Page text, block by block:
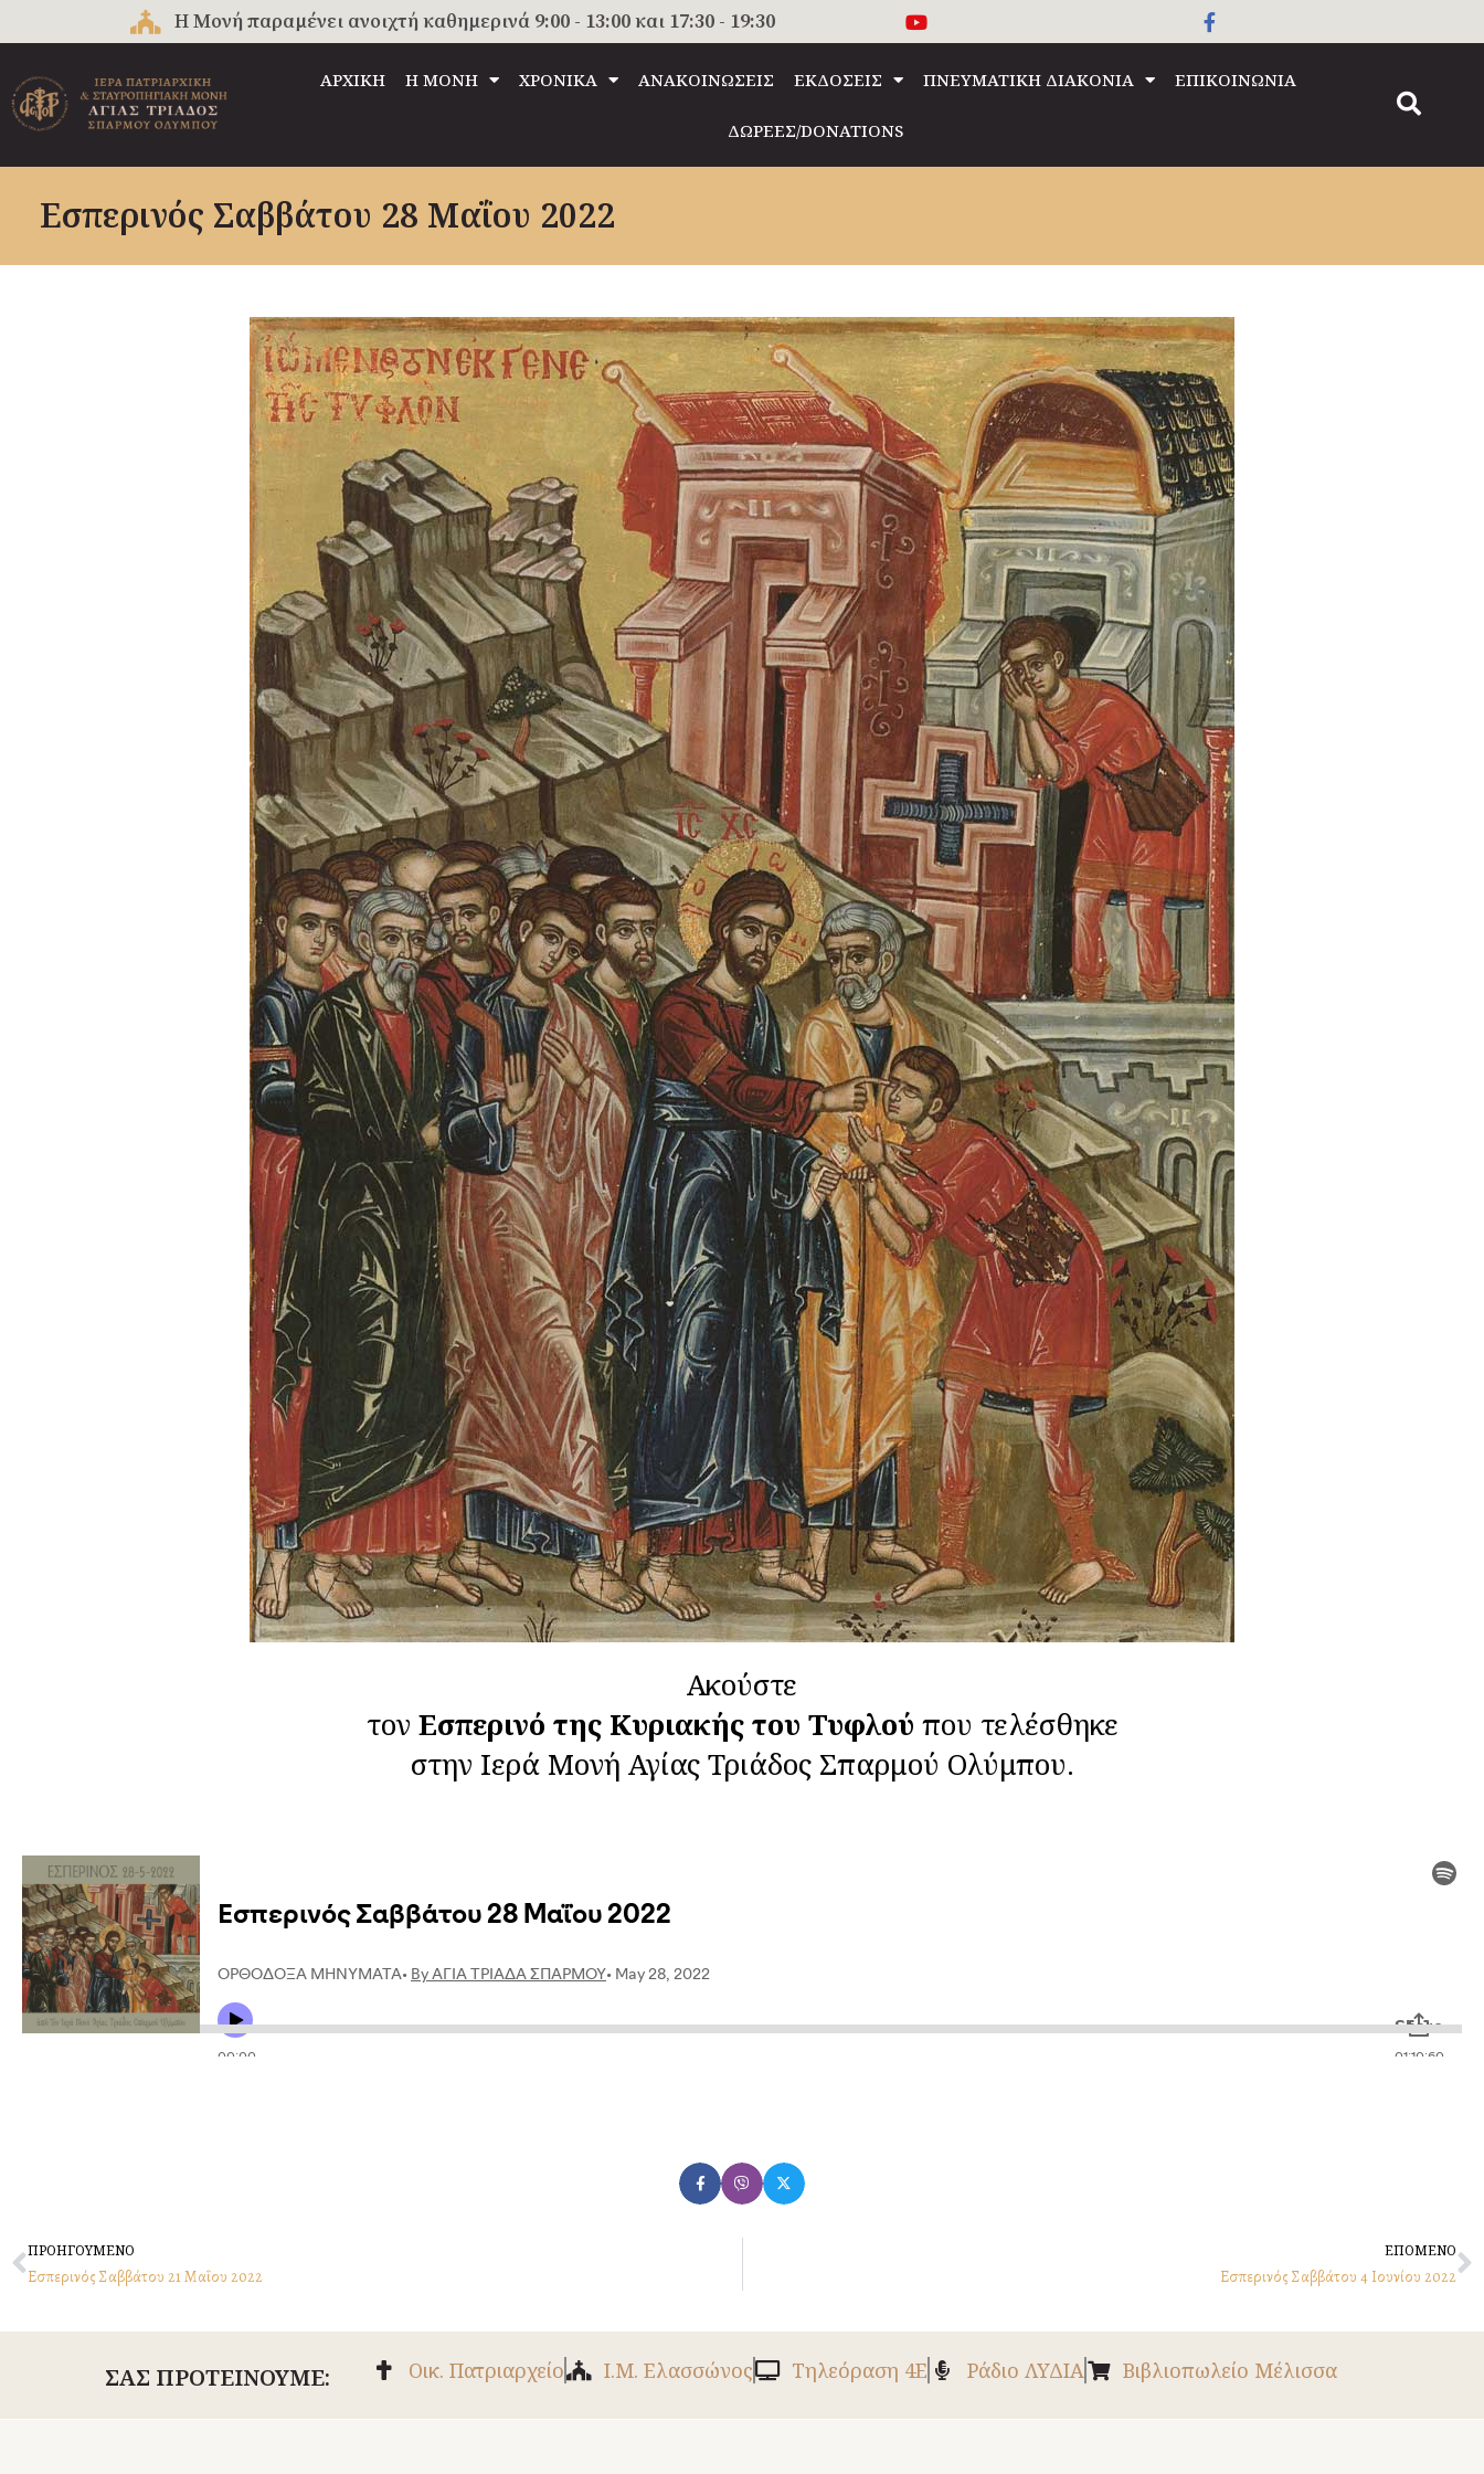
στο
Η Μονή παραμένει ανοιχτή καθημερινά 9:00 - 13:00 και 17:30 - 19:30
ΑΡΧΙΚΗ Η ΜΟΝΗ ΧΡΟΝΙΚΑ ΑΝΑΚΟΙΝΩΣΕΙΣ ΕΚΔΟΣΕΙΣ ΠΝΕΥΜΑΤΙΚΗ ΔΙΑΚΟΝΙΑ ΕΠΙΚΟΙΝΩΝΙΑ
ΔΩΡΕΕΣ/DONATIONS
Εσπερινός Σαββάτου 28 Mαΐου 2022
Ακούστε
τον Εσπερινό της Κυριακής του Τυφλού που τελέσθηκε
στην Ιερά Μονή Αγίας Τριάδος Σπαρμού Ολύμπου.
Prev
ΠΡΟΗΓΟΥΜΕΝΟ
Εσπερινός Σαββάτου 21 Mαΐου 2022
ΕΠΟΜΕΝΟ
Εσπερινός Σαββάτου 4 Ιουνίου 2022
ΣΑΣ ΠΡΟΤΕΙΝΟΥΜΕ: Οικ. Πατριαρχείο Ι.Μ. Ελασσώνος Tηλεόραση 4Ε Ράδιο ΛΥΔΙΑ Βιβλιοπωλείο Μέλισσα